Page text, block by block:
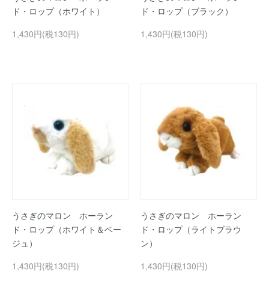
ド・ロップ（ホワイト）
1,430円(税130円)
ド・ロップ（ブラック）
1,430円(税130円)
うさぎのマロン ホーラン
ド・ロップ（ホワイト＆ベー
ジュ）
1,430円(税130円)
うさぎのマロン ホーラン
ド・ロップ（ライトブラウ
ン）
1,430円(税130円)